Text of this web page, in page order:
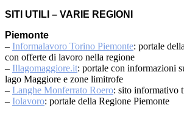
SITI UTILI – VARIE REGIONI
Piemonte
– Informalavoro Torino Piemonte: portale
con offerte di lavoro nella regione
– Illagomaggiore.it: portale con informazioni
lago Maggiore e zone limitrofe
– Langhe Monferrato Roero: sito informativo
– Iolavoro: portale della Regione Piemonte